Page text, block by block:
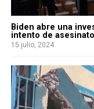
Biden abre una
intento de
15 julio, 2024